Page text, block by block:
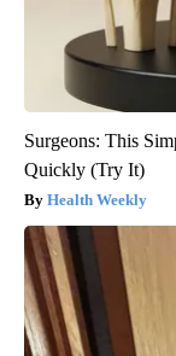
Surgeons: This
Quickly (Try It)
Health Weekly